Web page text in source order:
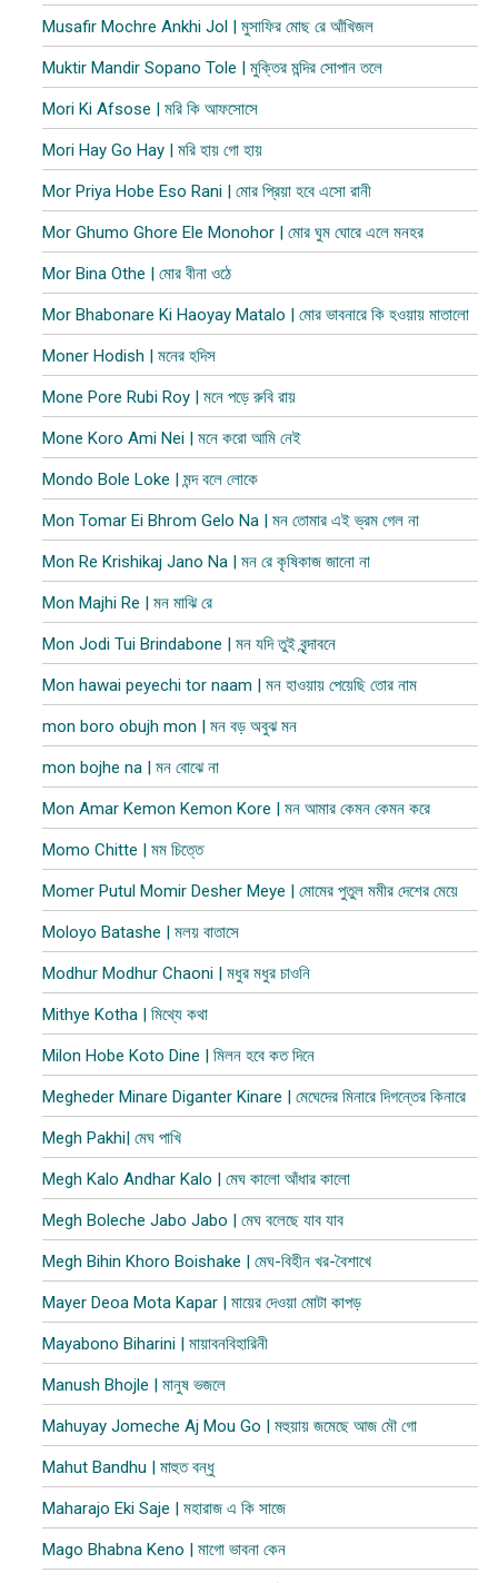
Musafir Mochre Ankhi Jol | মুসাফির মোছ রে আঁখিজল
Muktir Mandir Sopano Tole | মুক্তির মন্দির সোপান তলে
Mori Ki Afsose | মরি কি আফসোসে
Mori Hay Go Hay | মরি হায় গো হায়
Mor Priya Hobe Eso Rani | মোর প্রিয়া হবে এসো রানী
Mor Ghumo Ghore Ele Monohor | মোর ঘুম ঘোরে এলে মনহর
Mor Bina Othe | মোর বীনা ওঠে
Mor Bhabonare Ki Haoyay Matalo | মোর ভাবনারে কি হওয়ায় মাতালো
Moner Hodish | মনের হদিস
Mone Pore Rubi Roy | মনে পড়ে রুবি রায়
Mone Koro Ami Nei | মনে করো আমি নেই
Mondo Bole Loke | মন্দ বলে লোকে
Mon Tomar Ei Bhrom Gelo Na | মন তোমার এই ভ্রম গেল না
Mon Re Krishikaj Jano Na | মন রে কৃষিকাজ জানো না
Mon Majhi Re | মন মাঝি রে
Mon Jodi Tui Brindabone | মন যদি তুই বৃন্দাবনে
Mon hawai peyechi tor naam | মন হাওয়ায় পেয়েছি তোর নাম
mon boro obujh mon | মন বড় অবুঝ মন
mon bojhe na | মন বোঝে না
Mon Amar Kemon Kemon Kore | মন আমার কেমন কেমন করে
Momo Chitte | মম চিত্তে
Momer Putul Momir Desher Meye | মোমের পুতুল মমীর দেশের মেয়ে
Moloyo Batashe | মলয় বাতাসে
Modhur Modhur Chaoni | মধুর মধুর চাওনি
Mithye Kotha | মিথ্যে কথা
Milon Hobe Koto Dine | মিলন হবে কত দিনে
Megheder Minare Diganter Kinare | মেঘেদের মিনারে দিগন্তের কিনারে
Megh Pakhi| মেঘ পাখি
Megh Kalo Andhar Kalo | মেঘ কালো আঁধার কালো
Megh Boleche Jabo Jabo | মেঘ বলেছে যাব যাব
Megh Bihin Khoro Boishake | মেঘ-বিহীন খর-বৈশাখে
Mayer Deoa Mota Kapar | মায়ের দেওয়া মোটা কাপ​ড়
Mayabono Biharini | মায়াবনবিহারিনী
Manush Bhojle | মানুষ ভজলে
Mahuyay Jomeche Aj Mou Go | মহুয়ায় জমেছে আজ মৌ গো
Mahut Bandhu | মাহুত বন্ধু
Maharajo Eki Saje | মহারাজ এ কি সাজে
Mago Bhabna Keno | মাগো ভাবনা কেন